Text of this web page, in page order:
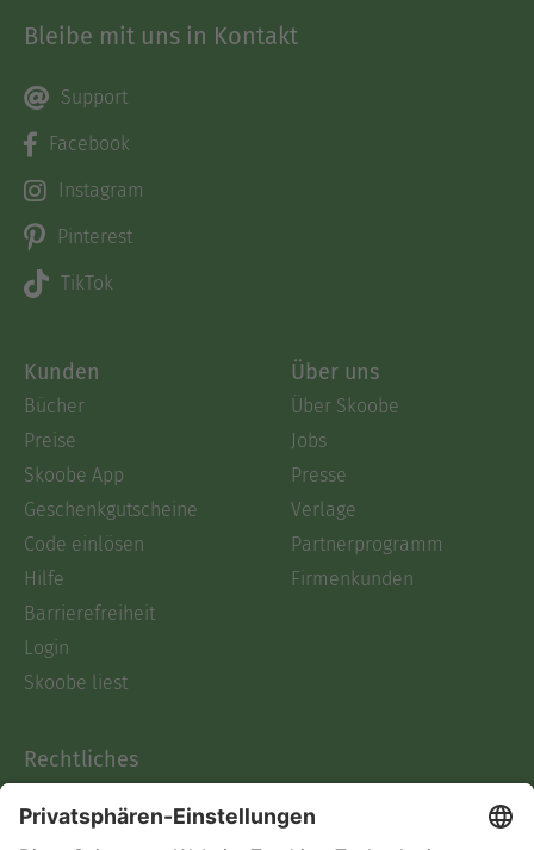
Bleibe mit uns in Kontakt
Support
Facebook
Instagram
Pinterest
TikTok
Kunden
Bücher
Preise
Skoobe App
Geschenkgutscheine
Code einlösen
Hilfe
Barrierefreiheit
Login
Skoobe liest
Über uns
Über Skoobe
Jobs
Presse
Verlage
Partnerprogramm
Firmenkunden
Rechtliches
AGB